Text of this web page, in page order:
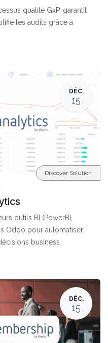
qualité GxP, garantit
les audits grâce à
DÉC.
15
outils BI (PowerBI,
Odoo pour automatiser
business.
Discover Solution
DÉC.
15